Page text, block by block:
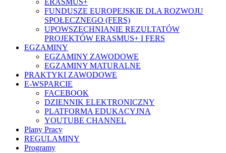
ERASMUS+
FUNDUSZE EUROPEJSKIE DLA ROZWOJU
SPOŁECZNEGO (FERS)
UPOWSZECHNIANIE REZULTATÓW
PROJEKTÓW ERASMUS+ I FERS
EGZAMINY
EGZAMINY ZAWODOWE
EGZAMINY MATURALNE
PRAKTYKI ZAWODOWE
E-WSPARCIE
FACEBOOK
DZIENNIK ELEKTRONICZNY
PLATFORMA EDUKACYJNA
YOUTUBE CHANNEL
Plany Pracy
REGULAMINY
Programy